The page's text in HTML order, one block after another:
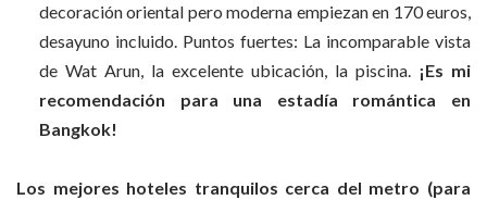
decoración oriental pero moderna empiezan en 170 euros,
desayuno incluido. Puntos fuertes: La incomparable vista
de Wat Arun, la excelente ubicación, la piscina. ¡Es mi
recomendación para una estadía romántica en
Bangkok!
Los mejores hoteles tranquilos cerca del metro (para